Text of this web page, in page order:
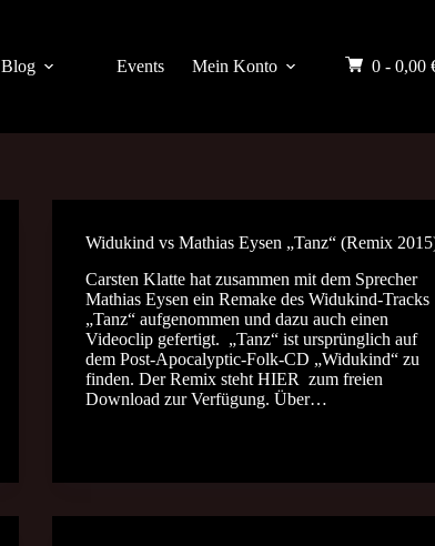
Blog Events Mein Konto 0 - 0,00
Widukind vs Mathias Eysen „Tanz“ (Remix
Carsten Klatte hat zusammen mit dem Sprecher
Mathias Eysen ein Remake des Widukind-Tracks
„Tanz“ aufgenommen und dazu auch einen
Videoclip gefertigt. „Tanz“ ist ursprünglich auf
dem Post-Apocalyptic-Folk-CD „Widukind“ zu
finden. Der Remix steht HIER zum freien
Download zur Verfügung. Über…